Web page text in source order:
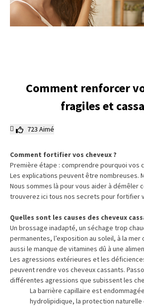
Comment renforcer
fragiles et
723 Aimé
Comment fortifier vos cheveux ?
Première étape : comprendre pourquoi vos
Les explications peuvent être nombreuses.
Nous sommes là pour vous aider à démêler
trouverez ici tous nos secrets pour fortifier
Quelles sont les causes des cheveux
Un brossage inadapté, un séchage trop
permanentes, l’exposition au soleil, à la mer
aussi le manque de vitamines dû à une
Les agressions extérieures et les
peuventrendre vos cheveux cassants.
différentes agressions que subissent les
La barrière capillaire est
hydrolipidique, la protection naturelle